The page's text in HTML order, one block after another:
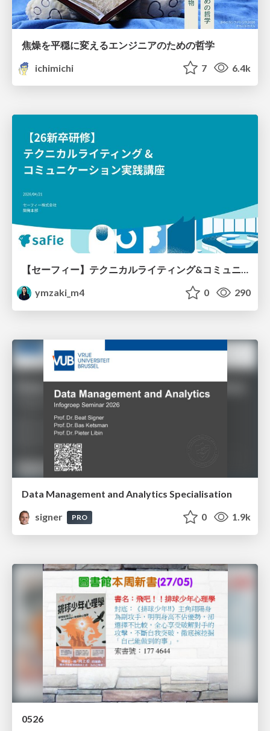
焦燥を平穏に変えるエンジニアのための哲学
ichimichi
7 6.4k
【セーフィー】テクニカルライティング&コミュニケーション実践講座（26新卒エンジニア向け研修資料）
ymzaki_m4
0 290
Data Management and Analytics Specialisation
signer
PRO 0 1.9k
0526